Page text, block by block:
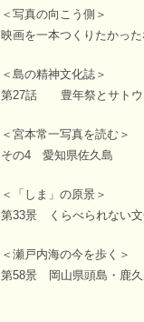
＜写真の向こう側＞
映画を一本つくりたかった
＜島の精神文化誌＞
第27話 豊年祭とサトウ
＜宮本常一写真を読む＞
その4 愛知県佐久島
＜「しま」の原景＞
第33景 くらべられない
＜瀬戸内海の今を歩く＞
第58景 岡山県頭島・鹿久